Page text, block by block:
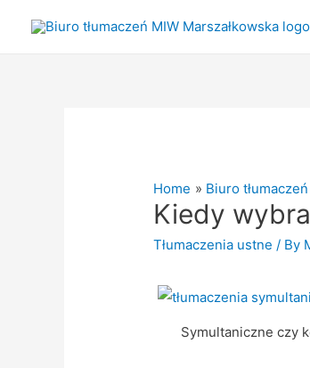
Home Biuro tłumaczeń
Kiedy
Tłumaczenia ustne / By
Symultaniczne czy